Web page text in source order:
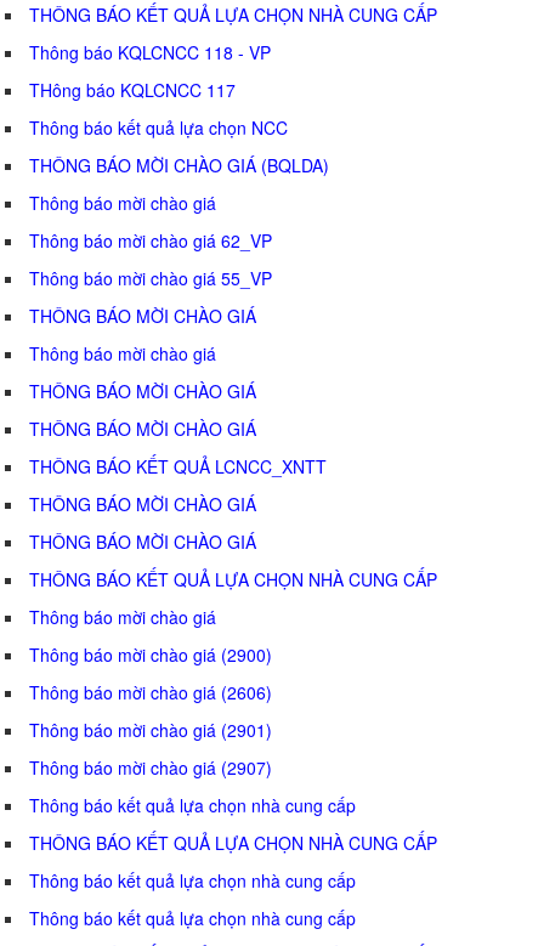
THÔNG BÁO KẾT QUẢ LỰA CHỌN NHÀ CUNG CẤP
Thông báo KQLCNCC 118 - VP
THông báo KQLCNCC 117
Thông báo kết quả lựa chọn NCC
THÔNG BÁO MỜI CHÀO GIÁ (BQLDA)
Thông báo mời chào giá
Thông báo mời chào giá 62_VP
Thông báo mời chào giá 55_VP
THÔNG BÁO MỜI CHÀO GIÁ
Thông báo mời chào giá
THÔNG BÁO MỜI CHÀO GIÁ
THÔNG BÁO MỜI CHÀO GIÁ
THÔNG BÁO KẾT QUẢ LCNCC_XNTT
THÔNG BÁO MỜI CHÀO GIÁ
THÔNG BÁO MỜI CHÀO GIÁ
THÔNG BÁO KẾT QUẢ LỰA CHỌN NHÀ CUNG CẤP
Thông báo mời chào giá
Thông báo mời chào giá (2900)
Thông báo mời chào giá (2606)
Thông báo mời chào giá (2901)
Thông báo mời chào giá (2907)
Thông báo kết quả lựa chọn nhà cung cấp
THÔNG BÁO KẾT QUẢ LỰA CHỌN NHÀ CUNG CẤP
Thông báo kết quả lựa chọn nhà cung cấp
Thông báo kết quả lựa chọn nhà cung cấp